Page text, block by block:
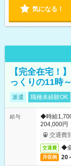
気になる！
【完全在宅！
っくりの11時
派遣 職種未経験OK
給与
◆時給
204,000円
交通費
交通費 ◆
月収例 20